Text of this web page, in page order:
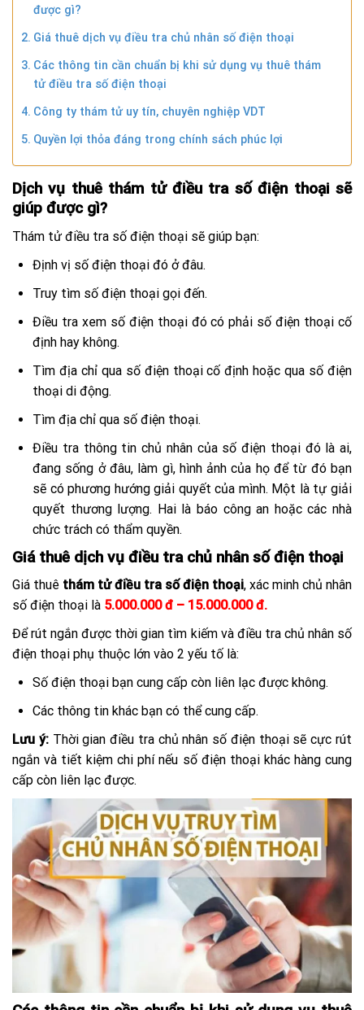
được gì?
Giá thuê dịch vụ điều tra chủ nhân số điện thoại
Các thông tin cần chuẩn bị khi sử dụng vụ thuê thám
tử điều tra số điện thoại
Công ty thám tử uy tín, chuyên nghiệp VDT
Quyền lợi thỏa đáng trong chính sách phúc lợi
Dịch vụ thuê thám tử điều tra số điện thoại sẽ
giúp được gì?
Thám tử điều tra số điện thoại sẽ giúp bạn:
Định vị số điện thoại đó ở đâu.
Truy tìm số điện thoại gọi đến.
Điều tra xem số điện thoại đó có phải số điện thoại cố
định hay không.
Tìm địa chỉ qua số điện thoại cố định hoặc qua số điện
thoại di động.
Tìm địa chỉ qua số điện thoại.
Điều tra thông tin chủ nhân của số điện thoại đó là ai,
đang sống ở đâu, làm gì, hình ảnh của họ để từ đó bạn
sẽ có phương hướng giải quyết của mình. Một là tự giải
quyết thương lượng. Hai là báo công an hoặc các nhà
chức trách có thẩm quyền.
Giá thuê dịch vụ điều tra chủ nhân số điện thoại
Giá thuê thám tử điều tra số điện thoại, xác minh chủ nhân
số điện thoại là 5.000.000 đ – 15.000.000 đ.
Để rút ngắn được thời gian tìm kiếm và điều tra chủ nhân số
điện thoại phụ thuộc lớn vào 2 yếu tố là:
Số điện thoại bạn cung cấp còn liên lạc được không.
Các thông tin khác bạn có thể cung cấp.
Lưu ý:Thời gian điều tra chủ nhân số điện thoại sẽ cực rút
ngắn và tiết kiệm chi phí nếu số điện thoại khác hàng cung
cấp còn liên lạc được.